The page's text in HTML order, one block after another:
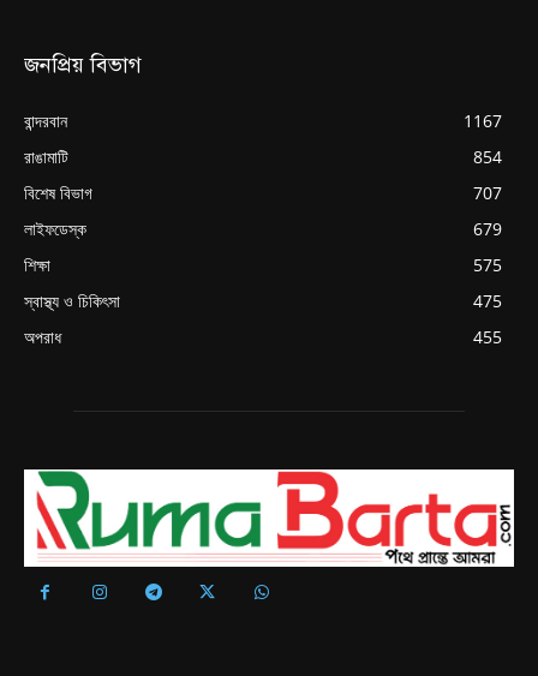
জনপ্রিয় বিভাগ
বান্দরবান
1167
রাঙামাটি
854
বিশেষ বিভাগ
707
লাইফডেস্ক
679
শিক্ষা
575
স্বাস্থ্য ও চিকিৎসা
475
অপরাধ
455